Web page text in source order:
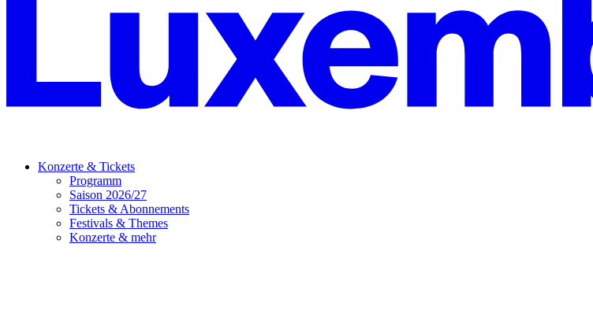
Konzerte & Tickets
Programm
Saison 2026/27
Tickets & Abonnements
Festivals & Themes
Konzerte & mehr